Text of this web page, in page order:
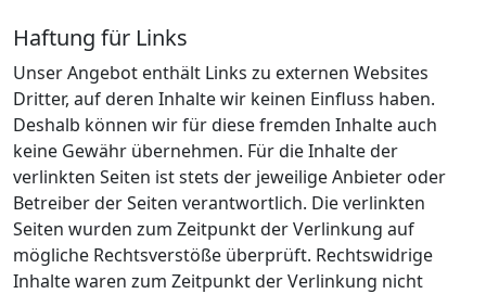
Haftung für Links
Unser Angebot enthält Links zu externen Websites
Dritter, auf deren Inhalte wir keinen Einfluss haben.
Deshalb können wir für diese fremden Inhalte auch
keine Gewähr übernehmen. Für die Inhalte der
verlinkten Seiten ist stets der jeweilige Anbieter oder
Betreiber der Seiten verantwortlich. Die verlinkten
Seiten wurden zum Zeitpunkt der Verlinkung auf
mögliche Rechtsverstöße überprüft. Rechtswidrige
Inhalte waren zum Zeitpunkt der Verlinkung nicht